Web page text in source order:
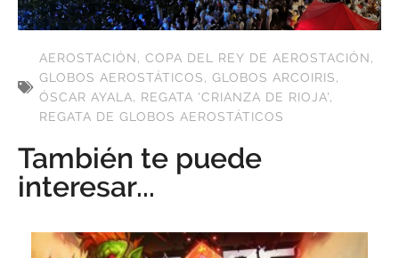
AEROSTACIÓN, COPA DEL REY DE AEROSTACIÓN,
GLOBOS AEROSTÁTICOS, GLOBOS ARCOIRIS,
ÓSCAR AYALA, REGATA 'CRIANZA DE RIOJA',
REGATA DE GLOBOS AEROSTÁTICOS
También te puede
interesar...